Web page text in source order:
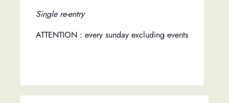
Single re-entry
ATTENTION : every sunday excluding events